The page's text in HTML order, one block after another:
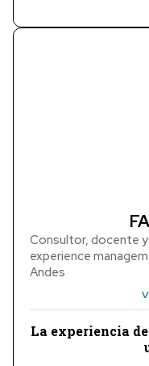
Consultor, docente
experience
Andes
La experiencia